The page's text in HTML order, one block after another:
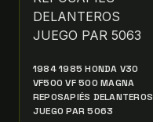
1984 1985 HONDA V30
VF500 VF 500 MAGNA
REPOSAPIÉS DELANTEROS
JUEGO PAR 5063